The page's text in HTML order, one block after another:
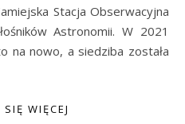
Stacja Obserwacyjna
Astronomii. W 2021
na nowo, a siedziba została
WIĘCEJ